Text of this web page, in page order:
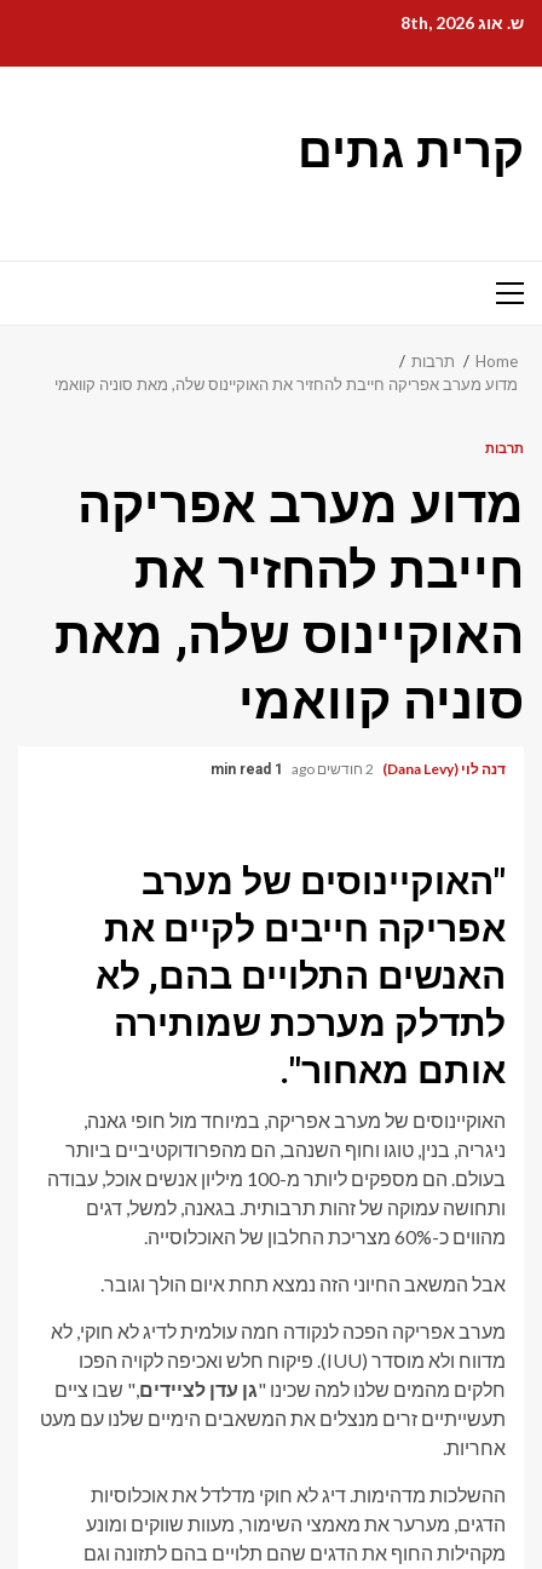
content
ש. אוג 8th, 2026
קרית גתים
Primary
Home
תרבות
מדוע מערב אפריקה חייבת להחזיר את האוקיינוס ​​שלה, מאת סוניה קוואמי
תרבות
מדוע מערב אפריקה
חייבת להחזיר את
האוקיינוס ​​שלה, מאת
סוניה קוואמי
דנה לוי (Dana Levy) 2 חודשים ago 1 min read
"האוקיינוסים של מערב
אפריקה חייבים לקיים את
האנשים התלויים בהם, לא
לתדלק מערכת שמותירה
אותם מאחור".
האוקיינוסים של מערב אפריקה, במיוחד מול חופי גאנה,
ניגריה, בנין, טוגו וחוף השנהב, הם מהפרודוקטיביים ביותר
בעולם. הם מספקים ליותר מ-100 מיליון אנשים אוכל, עבודה
ותחושה עמוקה של זהות תרבותית. בגאנה, למשל, דגים
מהווים כ-60% מצריכת החלבון של האוכלוסייה.
אבל המשאב החיוני הזה נמצא תחת איום הולך וגובר.
מערב אפריקה הפכה לנקודה חמה עולמית לדיג לא חוקי, לא
מדווח ולא מוסדר (IUU). פיקוח חלש ואכיפה לקויה הפכו
חלקים מהמים שלנו למה שכינו "גן עדן לציידים," שבו ציים
תעשייתיים זרים מנצלים את המשאבים הימיים שלנו עם מעט
אחריות.
ההשלכות מדהימות. דיג לא חוקי מדלדל את אוכלוסיות
הדגים, מערער את מאמצי השימור, מעוות שווקים ומונע
מקהילות החוף את הדגים שהם תלויים בהם לתזונה וגם